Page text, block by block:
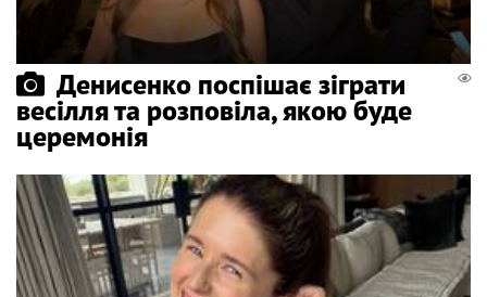
Денисенко поспішає зіграти
весілля та розповіла, якою буде
церемонія